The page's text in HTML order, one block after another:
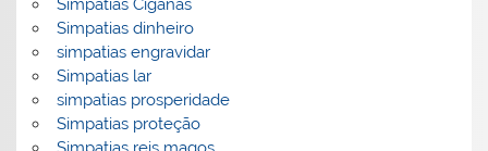
Simpatias Ciganas
Simpatias dinheiro
simpatias engravidar
Simpatias lar
simpatias prosperidade
Simpatias proteção